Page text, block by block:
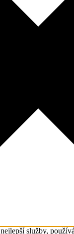
služby,